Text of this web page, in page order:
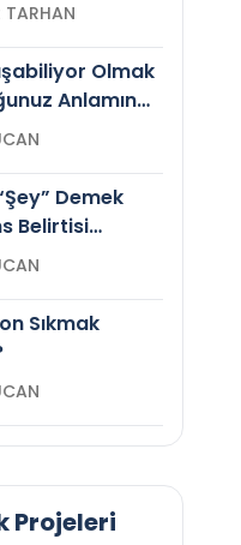
Prof.Dr. Nevzat TARHAN
Olmak
Anlamına
Demek
Belirtisi
Sıkmak
Projeleri